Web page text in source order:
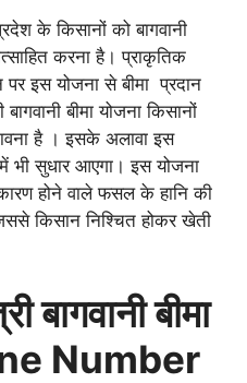
के किसानों को बागवानी
करना है। प्राकृतिक
इस योजना से बीमा प्रदान
बीमा योजना किसानों
है । इसके अलावा इस
भी सुधार आएगा। इस योजना
होने वाले फसल के हानि की
किसान निश्चित होकर खेती
बागवानी बीमा
Number